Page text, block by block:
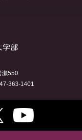
瀬550
363-1401